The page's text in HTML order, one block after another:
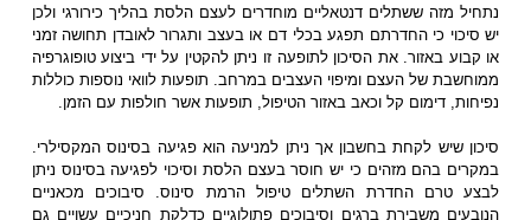
נתחיל מזה ששתלים דנטאליים מוחדרים לעצם הלסת בהליך כירורגי ולכן
יש סיכוי כי החדרתם תפגע בכלי דם או בעצב ותגרור לאובדן תחושה זמני
או קבוע באזור. את הסיכון לתופעה זו ניתן להקטין על ידי ביצוע טופוגרפיה
ממוחשבת של העצם ומיפוי העצבים במרחב. תופעות לוואי נוספות כוללות
נפיחות, דימום קל וכאב באזור הטיפול, תופעות אשר חולפות עם הזמן.
סיכון שיש לקחת בחשבון אך ניתן למניעה הוא פגיעה בסינוס המקסילרי.
במקרים בהם מזהים כי יש חוסר בעצם הלסת וסיכוי לפגיעה בסינוס ניתן
לבצע טרם החדרת השתלים טיפול הרמת סינוס. סיבוכים מכאניים
הנובעים משבירת ברגים וסיבוכים פתולוגיים כדלקת חניכיים עשויים גם